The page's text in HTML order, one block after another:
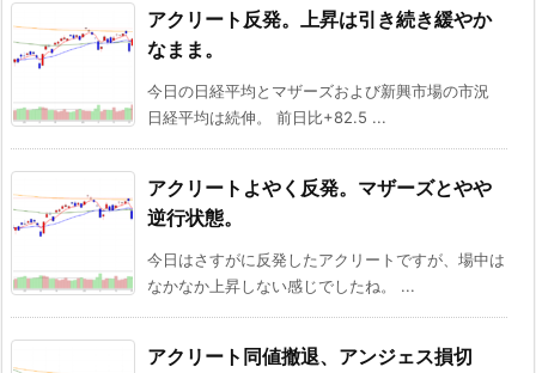
アクリート反発。上昇は引き続き緩やか
なまま。
今日の日経平均とマザーズおよび新興市場の市況
日経平均は続伸。 前日比+82.5 ...
アクリートよやく反発。マザーズとやや
逆行状態。
今日はさすがに反発したアクリートですが、場中は
なかなか上昇しない感じでしたね。 ...
アクリート同値撤退、アンジェス損切